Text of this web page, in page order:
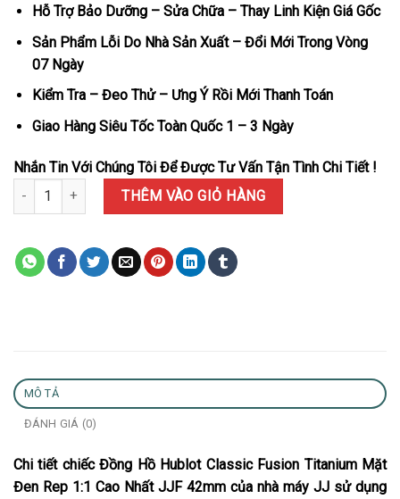
Hỗ Trợ Bảo Dưỡng – Sửa Chữa – Thay Linh Kiện Giá Gốc
Sản Phẩm Lỗi Do Nhà Sản Xuất – Đổi Mới Trong Vòng
07 Ngày
Kiểm Tra – Đeo Thử – Ưng Ý Rồi Mới Thanh Toán
Giao Hàng Siêu Tốc Toàn Quốc 1 – 3 Ngày
Nhắn Tin Với Chúng Tôi Để Được Tư Vấn Tận Tình Chi Tiết !
Đồng Hồ Hublot Classic Fusion Titanium Mặt Đen Rep 1:1 Cao
THÊM VÀO GIỎ HÀNG
MÔ TẢ
ĐÁNH GIÁ (0)
Chi tiết chiếc Đồng Hồ Hublot Classic Fusion Titanium Mặt
Đen Rep 1:1 Cao Nhất JJF 42mm của nhà máy JJ sử dụng